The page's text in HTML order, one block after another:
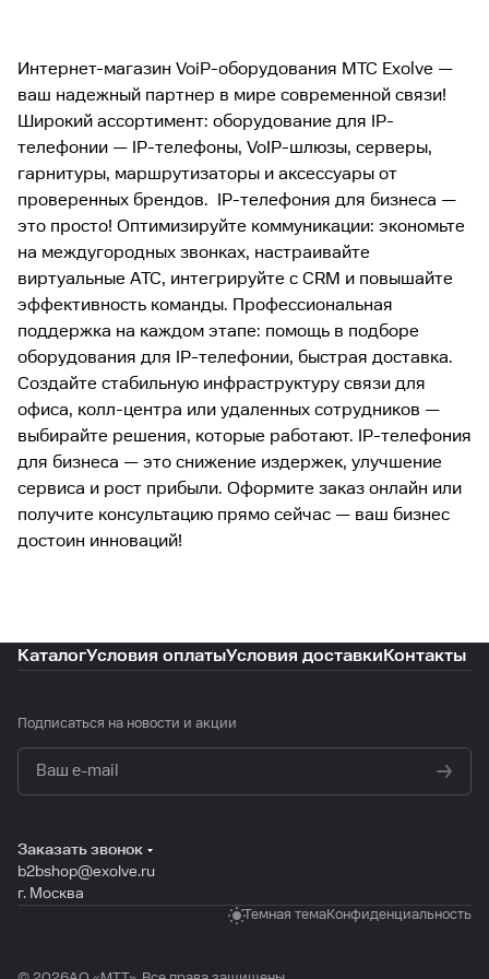
Интернет-магазин VoiP-оборудования МТС Exolve —
ваш надежный партнер в мире современной связи!
Широкий ассортимент: оборудование для IP-
телефонии — IP-телефоны, VoIP-шлюзы, серверы,
гарнитуры, маршрутизаторы и аксессуары от
проверенных брендов. IP-телефония для бизнеса —
это просто! Оптимизируйте коммуникации: экономьте
на междугородных звонках, настраивайте
виртуальные АТС, интегрируйте с CRM и повышайте
эффективность команды. Профессиональная
поддержка на каждом этапе: помощь в подборе
оборудования для IP-телефонии, быстрая доставка.
Создайте стабильную инфраструктуру связи для
офиса, колл-центра или удаленных сотрудников —
выбирайте решения, которые работают. IP-телефония
для бизнеса — это снижение издержек, улучшение
сервиса и рост прибыли. Оформите заказ онлайн или
получите консультацию прямо сейчас — ваш бизнес
достоин инноваций!
КаталогУсловия оплатыУсловия доставкиКонтакты
Подписаться на новости и акции
Заказать звонок
b2bshop@exolve.ru
г. Москва
Темная темаКонфиденциальность